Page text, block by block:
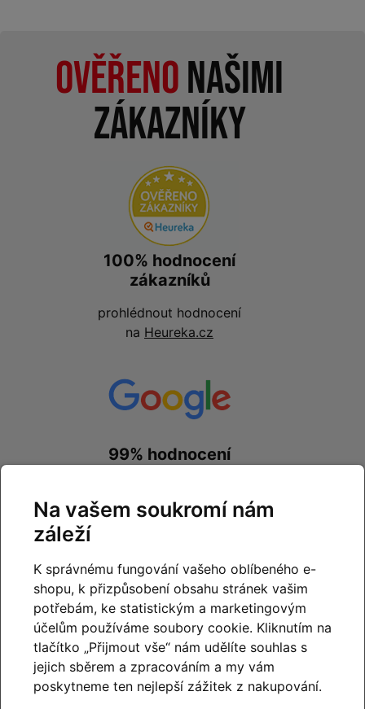
Ověřenonašimi
zákazníky
100% hodnocení
zákazníků
prohlédnout hodnocení
na Heureka.cz
99% hodnocení
prohlédnout hodnocení
99% hodnocení
zákazníků
prohlédnout hodnocení
Na vašem soukromí nám
záleží
K správnému fungování vašeho oblíbeného e-
shopu, k přizpůsobení obsahu stránek vašim
potřebám, ke statistickým a marketingovým
účelům používáme soubory cookie. Kliknutím na
tlačítko „Přijmout vše“ nám udělíte souhlas s
jejich sběrem a zpracováním a my vám
poskytneme ten nejlepší zážitek z nakupování.